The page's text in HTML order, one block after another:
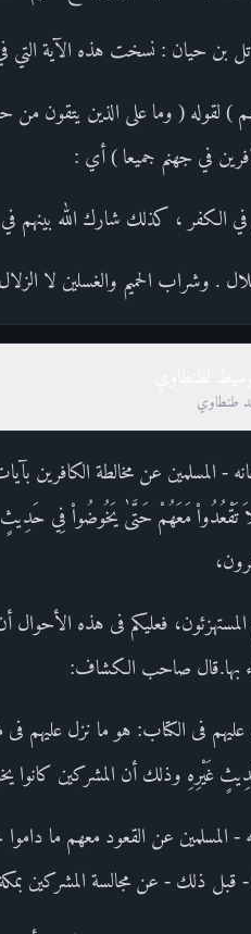
في جهنم جميعا ) أي :
الكفر ، كذلك شارك الله بينهم في
. وشراب الحميم والغسلين لا
طنطاوي
- المسلمين عن مخالطة الكافرين
تَقْعُدُواْ مَعَهُمْ حَتَّىٰ يَخُوضُواْ فِي حَدِيثٍ
فعليكم فى هذه
بها.قال صاحب الكشاف:
عليهم فى الكتاب: هو ما نزل
غَيْرِهِ وذلك أن المشركين كانوا
المسلمين عن القعود معهم ما داموا
- قبل ذلك - عن مجالسة المشركين